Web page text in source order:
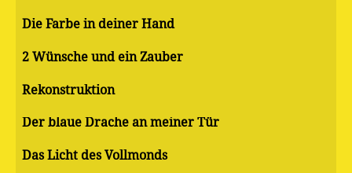
Die Farbe in deiner Hand
2 Wünsche und ein Zauber
Rekonstruktion
Der blaue Drache an meiner Tür
Das Licht des Vollmonds